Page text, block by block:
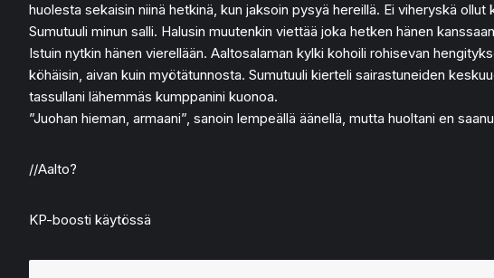
huolesta sekaisin niinä hetkinä, kun jaksoin pysyä hereillä. Ei viheryskä
Sumutuuli minun salli. Halusin muutenkin viettää joka hetken hänen
Istuin nytkin hänen vierellään. Aaltosalaman kylki kohoili rohisevan
köhäisin, aivan kuin myötätunnosta. Sumutuuli kierteli sairastuneiden
tassullani lähemmäs kumppanini kuonoa.
”Juohan hieman, armaani”, sanoin lempeällä äänellä, mutta huoltani en
//Aalto?
KP-boosti käytössä